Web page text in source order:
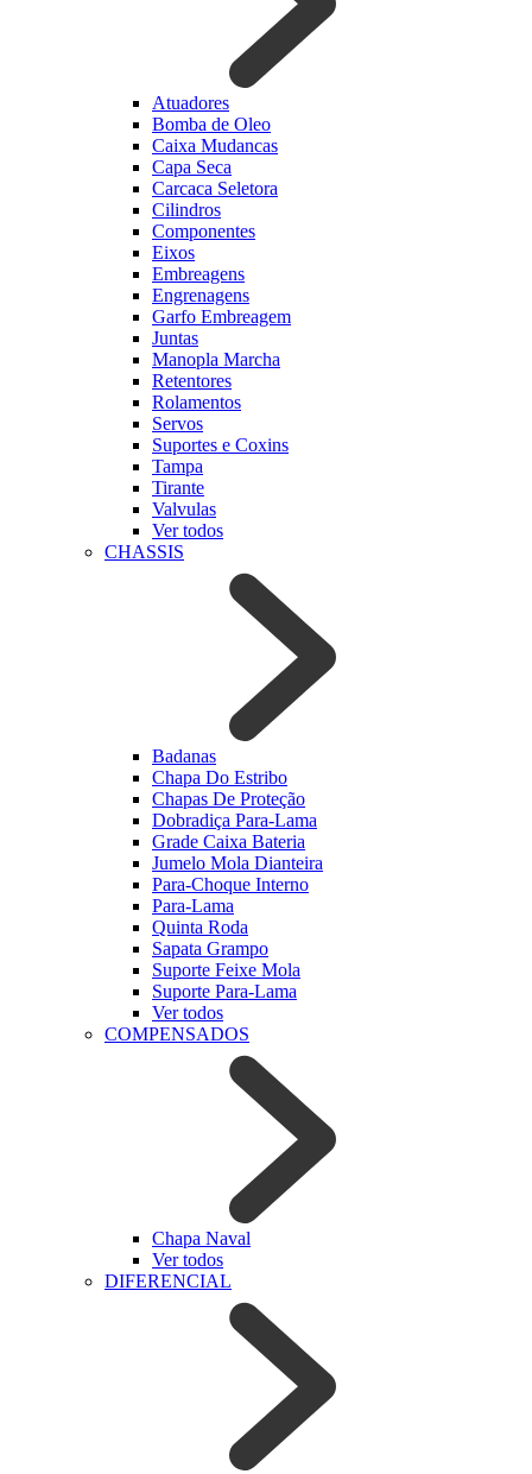
Atuadores
Bomba de Oleo
Caixa Mudancas
Capa Seca
Carcaca Seletora
Cilindros
Componentes
Eixos
Embreagens
Engrenagens
Garfo Embreagem
Juntas
Manopla Marcha
Retentores
Rolamentos
Servos
Suportes e Coxins
Tampa
Tirante
Valvulas
Ver todos
CHASSIS
Badanas
Chapa Do Estribo
Chapas De Proteção
Dobradiça Para-Lama
Grade Caixa Bateria
Jumelo Mola Dianteira
Para-Choque Interno
Para-Lama
Quinta Roda
Sapata Grampo
Suporte Feixe Mola
Suporte Para-Lama
Ver todos
COMPENSADOS
Chapa Naval
Ver todos
DIFERENCIAL